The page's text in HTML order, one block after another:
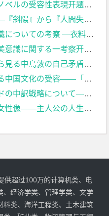
ルの受容性表現开题报告
から『人間失格』まで开题报告
リサイクルに関する意識調査に基づいて―开题报告
に関する一考察开题报告
中島敦の自己矛盾开题报告
――「月」のイメージを中心に开题报告
いて――スコポス理論の視点から开题报告
人生観に与える影響を視点に开题报告
供超过100万的计算机类、电
、经济学类、管理学类、文学
料类、海洋工程类、土木建筑